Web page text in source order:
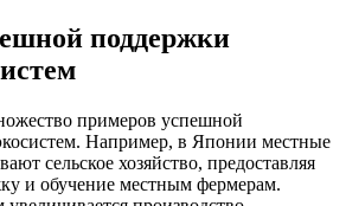
поддержки
примеров успешной
Например, в Японии местные
сельское хозяйство, предоставляя
и обучение местным фермерам.